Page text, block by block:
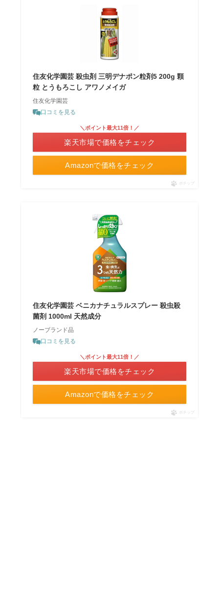
住友化学園芸 殺虫剤 三明デナポン粒剤5 200g 顆
粒 とうもろこし アワノメイガ
住友化学園芸
口コミを見る
Amazonで価格をチェック
＼ポイント最大11倍！／
楽天市場で価格をチェック
ポチップ
住友化学園芸 ベニカナチュラルスプレー 殺虫殺
菌剤 1000ml 天然成分
ノーブランド品
口コミを見る
Amazonで価格をチェック
＼ポイント最大11倍！／
楽天市場で価格をチェック
ポチップ